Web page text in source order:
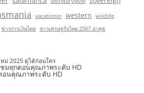
vacationer western
wildlife
ข่าวการเงินไทย ข่าวเศรษฐกิจไทย 2567 ล่าสุด
ม่ 2025 ดูได้ก่อนใคร
มทุกตอนคุณภาพระดับ HD
อนคุณภาพระดับ HD